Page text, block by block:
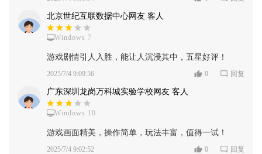
北京世纪互联数据中心网友 客人
Windows 7
游戏剧情引人入胜，能让人沉浸其中，五星好评！
2025/7/4 9:09:56 0 回复
广东深圳龙岗万科城实验学校网友 客人
Windows 10
游戏画面精美，操作简单，玩法丰富，值得一试！
2025/7/4 9:02:52 0 回复